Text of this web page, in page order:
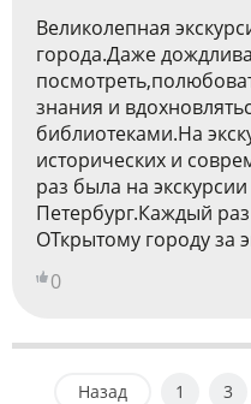
Великолепная
города.Даже
знания и
библиотеками.На
исторических и
раз была на
Петербург.Каждый
ОТкрытому городу за
0
Назад 1 3